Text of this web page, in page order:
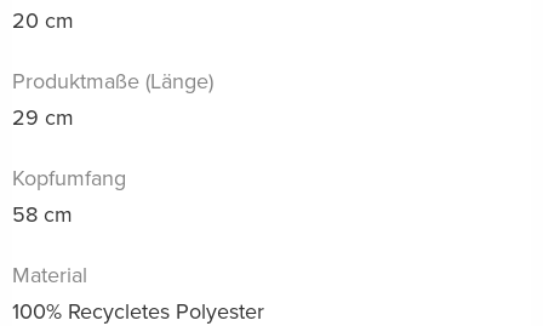
20 cm
Produktmaße (Länge)
29 cm
Kopfumfang
58 cm
Material
100% Recycletes Polyester